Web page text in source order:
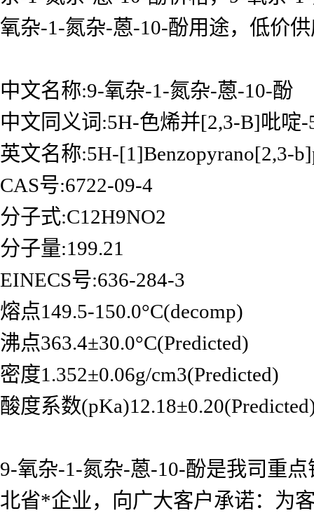
氧杂-1-氮杂-蒽-10-酚用途，低价
中文名称:9-氧杂-1-氮杂-蒽-10-酚
中文同义词:5H-色烯并[2,3-B]吡啶-
英文名称:5H-[1]Benzopyrano[2,3-
CAS号:6722-09-4
分子式:C12H9NO2
分子量:199.21
EINECS号:636-284-3
熔点149.5-150.0°C(decomp)
沸点363.4±30.0°C(Predicted)
密度1.352±0.06g/cm3(Predicted)
酸度系数
9-氧杂-1-氮杂-蒽-10-酚是我司重
北省*企业，向广大客户承诺：为